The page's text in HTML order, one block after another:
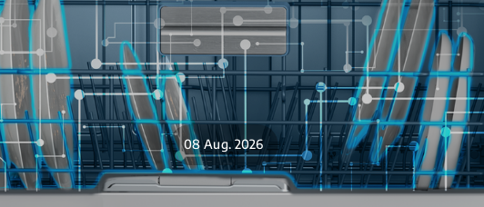
08 Aug. 2026